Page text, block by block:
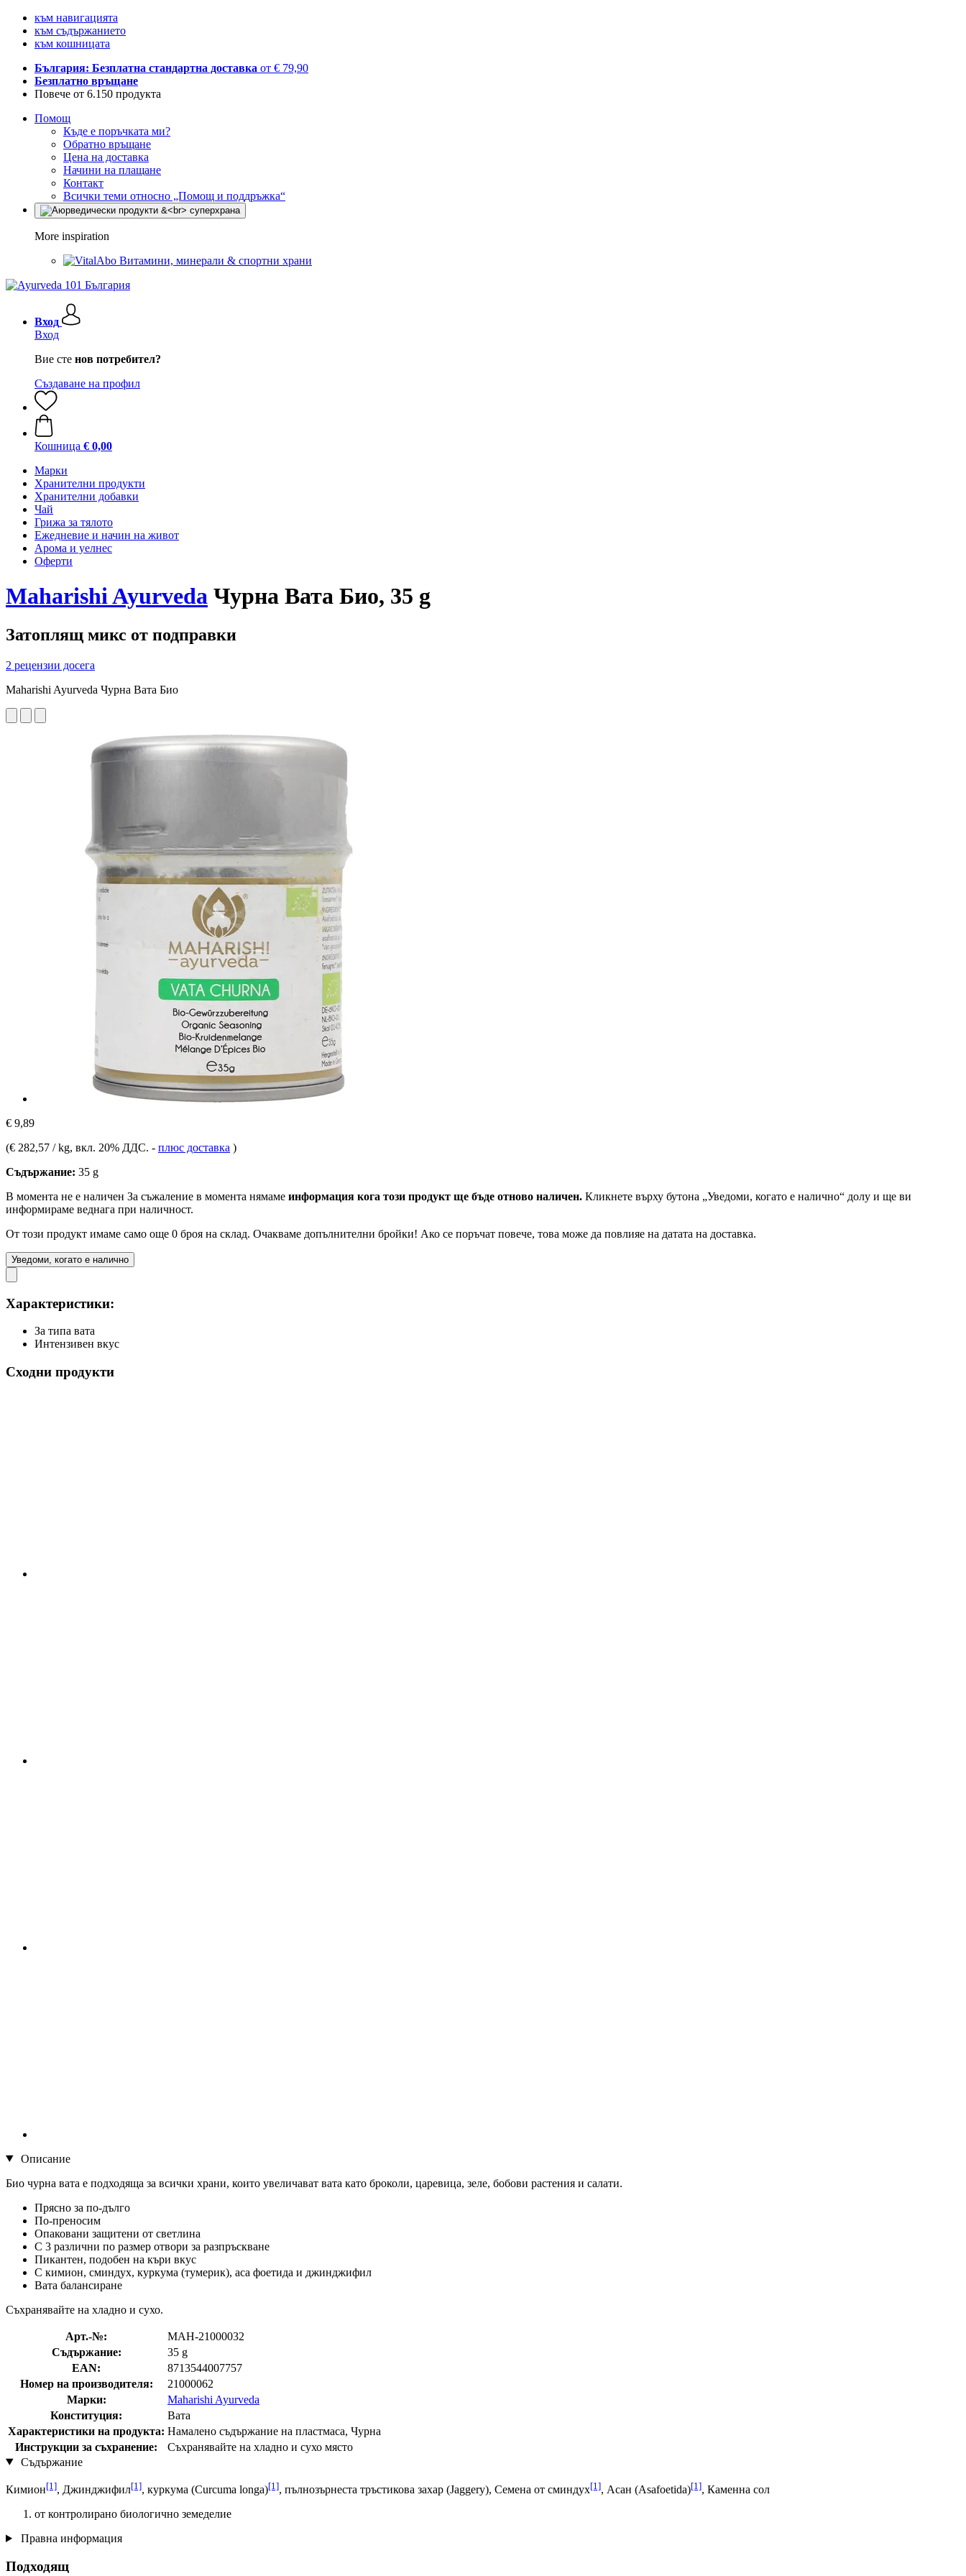
към навигацията
към съдържанието
към кошницата
България: Безплатна стандартна доставка от € 79,90
Безплатно връщане
Повече от 6.150 продукта
Помощ
Къде е поръчката ми?
Обратно връщане
Цена на доставка
Начини на плащане
Контакт
Всички теми относно „Помощ и поддръжка“
More inspiration
Витамини, минерали & спортни храни
Вход
Вход
Вие сте нов потребител?
Създаване на профил
Кошница € 0,00
Марки
Хранителни продукти
Хранителни добавки
Чай
Грижа за тялото
Ежедневие и начин на живот
Арома и уелнес
Оферти
Maharishi Ayurveda Чурна Вата Био, 35 g
Затоплящ микс от подправки
2 рецензии досега
Maharishi Ayurveda Чурна Вата Био
€ 9,89
(€ 282,57 / kg, вкл. 20% ДДС. - плюс доставка )
Съдържание: 35 g
В момента не е наличен За съжаление в момента нямаме информация кога този продукт ще бъде отново наличен. Кликнете върху бутона „Уведоми, когато е налично“ долу и ще ви
информираме веднага при наличност.
От този продукт имаме само още 0 броя на склад. Очакваме допълнителни бройки! Ако се поръчат повече, това може да повлияе на датата на доставка.
Уведоми, когато е налично
Характеристики:
За типа вата
Интензивен вкус
Сходни продукти
Описание
Био чурна вата е подходяща за всички храни, които увеличават вата като броколи, царевица, зеле, бобови растения и салати.
Прясно за по-дълго
По-преносим
Опаковани защитени от светлина
С 3 различни по размер отвори за разпръскване
Пикантен, подобен на къри вкус
С кимион, сминдух, куркума (тумерик), аса фоетида и джинджифил
Вата балансиране
Съхранявайте на хладно и сухо.
Арт.-№:
MAH-21000032
Съдържание:
35 g
EAN:
8713544007757
Номер на производителя:
21000062
Марки:
Maharishi Ayurveda
Конституция:
Вата
Характеристики на продукта: Намалено съдържание на пластмаса, Чурна
Инструкции за съхранение:
Съхранявайте на хладно и сухо място
Съдържание
Кимион[1], Джинджифил[1], куркума (Curcuma longa)[1], пълнозърнеста тръстикова захар (Jaggery), Семена от сминдух[1], Асан (Asafoetida)[1], Каменна сол
от контролирано биологично земеделие
Правна информация
Подходящ